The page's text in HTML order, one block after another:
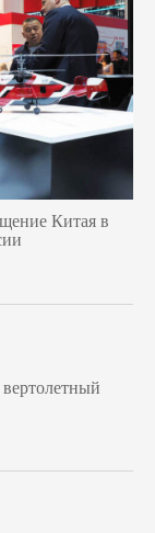
Китая в